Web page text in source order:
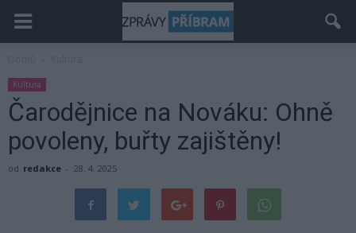
Kultura
Čarodějnice na Nováku: Ohně
povoleny, buřty zajištěny!
od redakce - 28. 4. 2025